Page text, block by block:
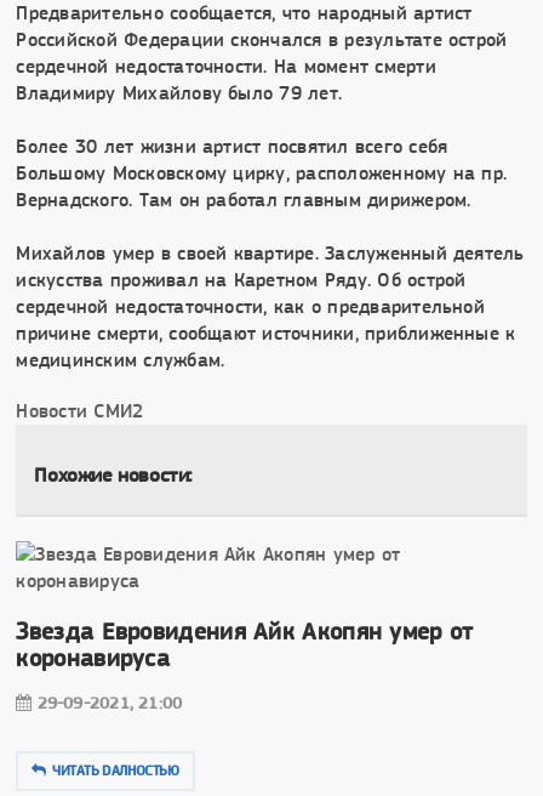
Предварительно сообщается, что народный артист
Российской Федерации скончался в результате острой
сердечной недостаточности. На момент смерти
Владимиру Михайлову было 79 лет.
Более 30 лет жизни артист посвятил всего себя
Большому Московскому цирку, расположенному на пр.
Вернадского. Там он работал главным дирижером.
Михайлов умер в своей квартире. Заслуженный деятель
искусства проживал на Каретном Ряду. Об острой
сердечной недостаточности, как о предварительной
причине смерти, сообщают источники, приближенные к
медицинским службам.
Новости СМИ2
Похожие новости:
Звезда Евровидения Айк Акопян умер от
коронавируса
29-09-2021, 21:00
ЧИТАТЬ DAЛНОСТЬЮ